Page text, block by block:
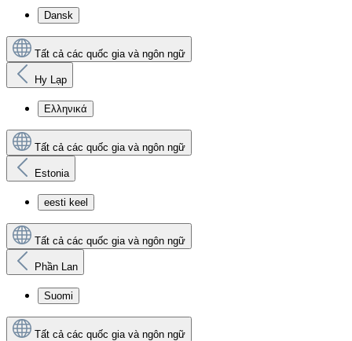
Dansk
Tất cả các quốc gia và ngôn ngữ
Hy Lạp
Ελληνικά
Tất cả các quốc gia và ngôn ngữ
Estonia
eesti keel
Tất cả các quốc gia và ngôn ngữ
Phần Lan
Suomi
Tất cả các quốc gia và ngôn ngữ